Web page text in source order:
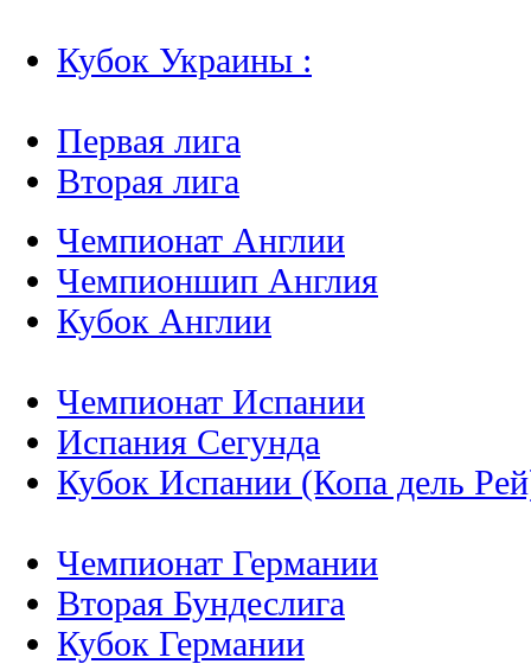
Кубок Украины :
Первая лига
Вторая лига
Чемпионат Англии
Чемпионшип Англия
Кубок Англии
Чемпионат Испании
Испания Сегунда
Кубок Испании (Копа дель
Чемпионат Германии
Вторая Бундеслига
Кубок Германии